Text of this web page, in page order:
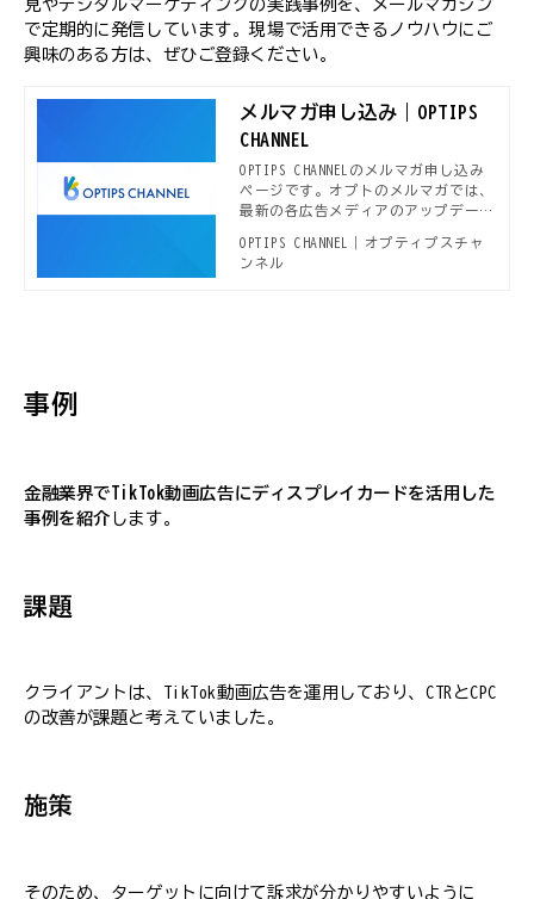
見やデジタルマーケティングの実践事例を、メールマガジン
で定期的に発信しています。現場で活用できるノウハウにご
興味のある方は、ぜひご登録ください。
メルマガ申し込み｜OPTIPS
CHANNEL
OPTIPS CHANNELのメルマガ申し込み
ページです。オプトのメルマガでは、
最新の各広告メディアのアップデート
れる新着デジタルマーケティング事
例、セミナー開催案内などデジタルマ
OPTIPS CHANNEL｜オプティプスチャ
ンネル
事例
金融業界でTikTok動画広告にディスプレイカードを活用した
事例を紹介 します。
課題
クライアントは、TikTok動画広告を運用しており、CTRとCPC
の改善が課題と考えていました。
施策
そのため、ターゲットに向けて訴求が分かりやすいように